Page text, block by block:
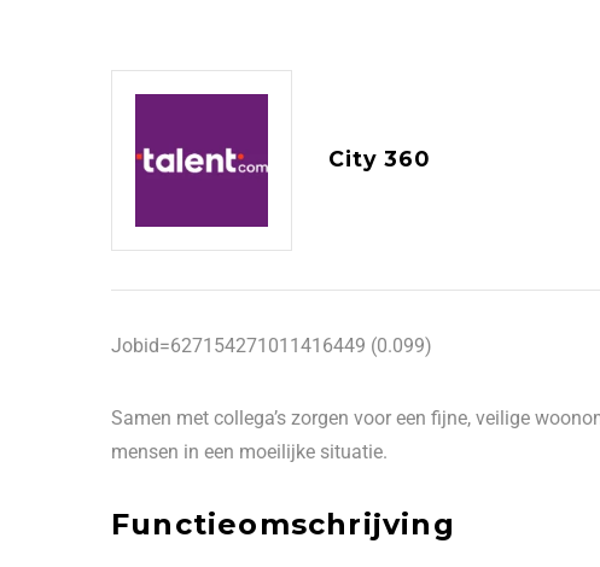
City 360
Jobid=627154271011416449 (0.099)
Samen met collega’s zorgen voor een fijne, veilige
mensen in een moeilijke situatie.
Functieomschrijving